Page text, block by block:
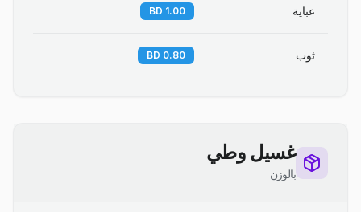
عباية 1.00 BD
ثوب 0.80 BD
غسيل وطي
بالوزن